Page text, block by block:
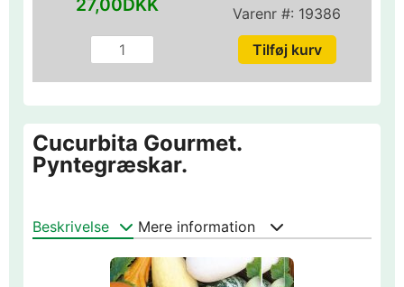
Varenr #: 19386
Cucurbita Gourmet.
Pyntegræskar.
Beskrivelse Mere information